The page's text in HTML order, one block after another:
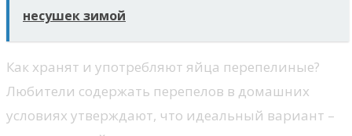
несушек зимой
Как хранят и употребляют яйца перепелиные?
Любители содержать перепелов в домашних
условиях утверждают, что идеальный вариант –